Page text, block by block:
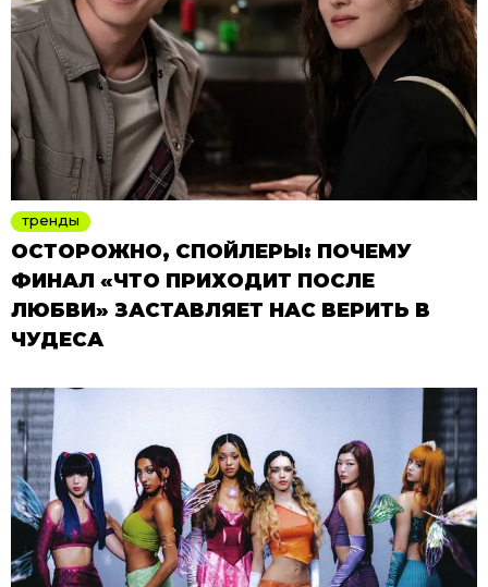
тренды
ОСТОРОЖНО, СПОЙЛЕРЫ: ПОЧЕМУ
ФИНАЛ «ЧТО ПРИХОДИТ ПОСЛЕ
ЛЮБВИ» ЗАСТАВЛЯЕТ НАС ВЕРИТЬ В
ЧУДЕСА